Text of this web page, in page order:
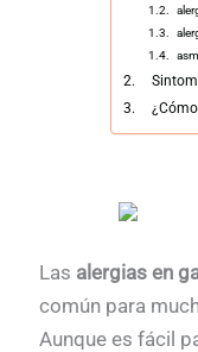
Las alergias en
común para
Aunque es fácil